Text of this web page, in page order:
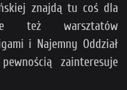
znajdą tu coś dla
też warsztatów
i Najemny Oddział
zainteresuje